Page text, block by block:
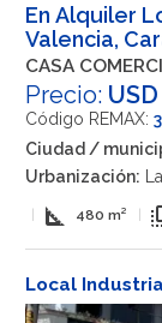
En Alquiler
Valencia,
CASA
Precio:
Código REMAX:
Ciudad /
Urbanización:
square_foot 480 m²
Local